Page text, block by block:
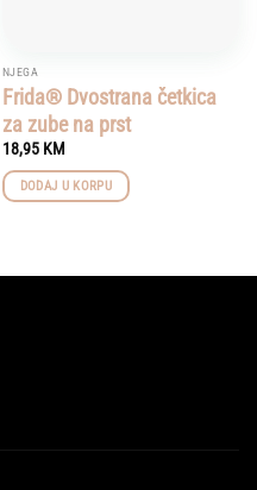
NJEGA
Frida® Dvostrana četkica
za zube na prst
18,95 KM
DODAJ U KORPU